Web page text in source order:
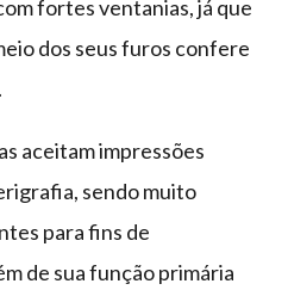
fortes ventanias, já que
dos seus furos confere
aceitam impressões
sendo muito
para fins de
de sua função primária